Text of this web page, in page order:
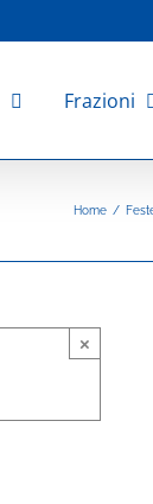
Frazioni
Home /
×